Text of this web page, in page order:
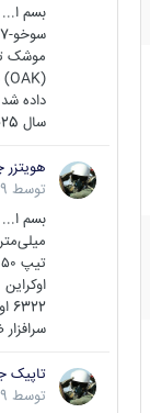
موشک
داده شد
سال 2025 بود. نکته جالب توجه در مورد...
توسط
توسط